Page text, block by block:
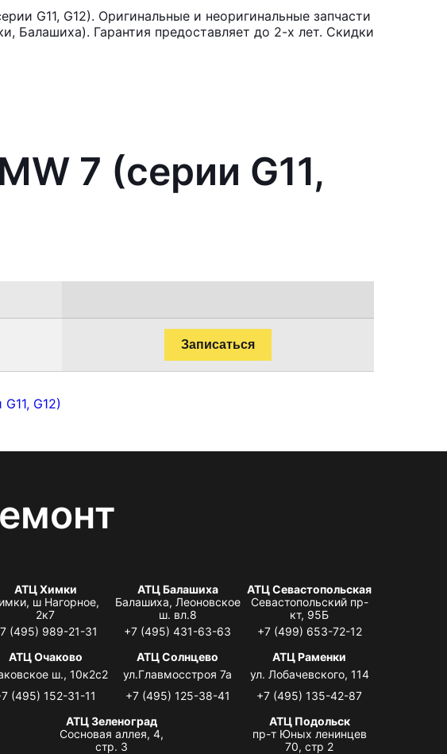
G11, G12). Оригинальные и неоригинальные запчасти
Балашиха). Гарантия предоставляет до 2-х лет. Скидки
7 (серии G11,
Записаться
G12)
АТЦ Химки
ш Нагорное,
2к7
(495) 989-21-31
АТЦ Балашиха
Балашиха, Леоновское
ш. вл.8
+7 (495) 431-63-63
АТЦ Севастопольская
Севастопольский пр-
кт, 95Б
+7 (499) 653-72-12
АТЦ Очаково
ш., 10к2с2
(495) 152-31-11
АТЦ Солнцево
ул.Главмосстроя 7а
+7 (495) 125-38-41
АТЦ Раменки
ул. Лобачевского, 114
+7 (495) 135-42-87
АТЦ Зеленоград
Сосновая аллея, 4,
стр. 3
АТЦ Подольск
пр-т Юных ленинцев
70, стр 2